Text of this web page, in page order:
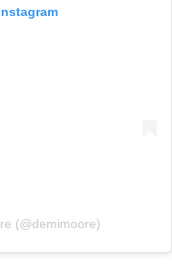
(@demimoore)